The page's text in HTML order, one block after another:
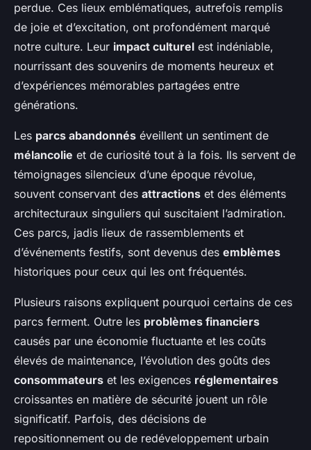
perdue. Ces lieux emblématiques, autrefois remplis
de joie et d’excitation, ont profondément marqué
notre culture. Leur impact culturel est indéniable,
nourrissant des souvenirs de moments heureux et
d’expériences mémorables partagées entre
générations.
Les parcs abandonnés éveillent un sentiment de
mélancolie et de curiosité tout à la fois. Ils servent de
témoignages silencieux d’une époque révolue,
souvent conservant des attractions et des éléments
architecturaux singuliers qui suscitaient l’admiration.
Ces parcs, jadis lieux de rassemblements et
d’événements festifs, sont devenus des emblèmes
historiques pour ceux qui les ont fréquentés.
Plusieurs raisons expliquent pourquoi certains de ces
parcs ferment. Outre les problèmes financiers
causés par une économie fluctuante et les coûts
élevés de maintenance, l’évolution des goûts des
consommateurs et les exigences réglementaires
croissantes en matière de sécurité jouent un rôle
significatif. Parfois, des décisions de
repositionnement ou de redéveloppement urbain